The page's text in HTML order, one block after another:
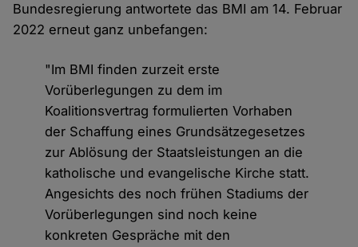
Bundesregierung antwortete das BMI am 14. Februar
2022 erneut ganz unbefangen:
"Im BMI finden zurzeit erste
Vorüberlegungen zu dem im
Koalitionsvertrag formulierten Vorhaben
der Schaffung eines Grundsätzegesetzes
zur Ablösung der Staatsleistungen an die
katholische und evangelische Kirche statt.
Angesichts des noch frühen Stadiums der
Vorüberlegungen sind noch keine
konkreten Gespräche mit den